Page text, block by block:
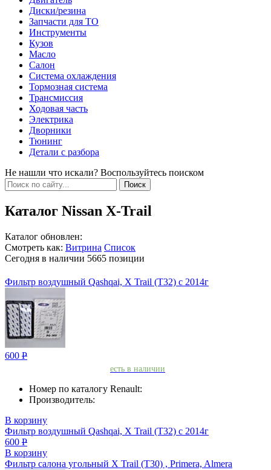
Диски/резина
Запчасти для ТО
Инструменты
Кузов
Масло
Салон
Система охлаждения
Тормозная система
Трансмиссия
Ходовая часть
Электрика
Дворники
Тюнинг
Детали с разбора
Не нашли что искали? Воспользуйтесь поиском
Каталог Nissan X-Trail
Каталог обновлен:
Смотреть как: Витрина Список
Сегодня в наличии 5665 позиции
Фильтр воздушный Qashqai, X Trail (T32) с 2014г
600 Р
есть в наличии
Номер по каталогу Renault:
Производитель:
В корзину
Фильтр воздушный Qashqai, X Trail (T32) с 2014г
600 Р
В корзину
Фильтр салона угольный X Trail (T30) , Primera, Almera